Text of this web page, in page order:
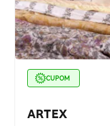
CUPOM
ARTEX